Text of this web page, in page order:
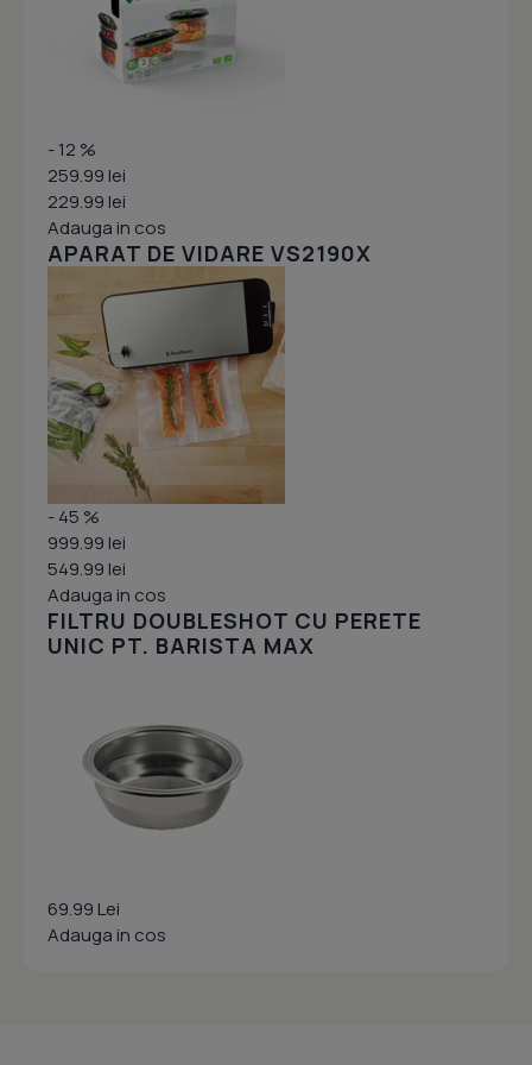
- 12 %
259.99 lei
229.99 lei
Adauga in cos
APARAT DE VIDARE VS2190X
- 45 %
999.99 lei
549.99 lei
Adauga in cos
FILTRU DOUBLESHOT CU PERETE
UNIC PT. BARISTA MAX
69.99 Lei
Adauga in cos